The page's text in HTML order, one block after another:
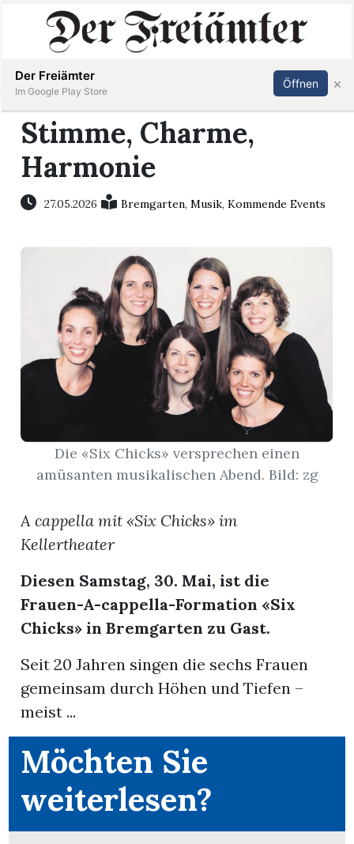
Immobilien
Veranstaltungen
Stellen
Newsletter
App
Inserieren Abonnieren Anmelden
Stimme, Charme,
Harmonie
27.05.2026 Bremgarten,Musik,Kommende Events
Die «Six Chicks» versprechen einen
amüsanten musikalischen Abend. Bild: zg
A cappella mit «Six Chicks» im
Kellertheater
Diesen Samstag, 30. Mai, ist die
Frauen-A-cappella-Formation «Six
Chicks» in Bremgarten zu Gast.
Seit 20 Jahren singen die sechs Frauen
gemeinsam durch Höhen und Tiefen –
meist ...
Möchten Sie
weiterlesen?
Der Freiämter
Im Google Play Store
Öffnen ×